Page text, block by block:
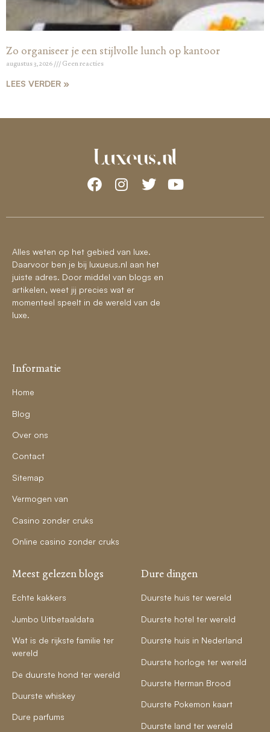
Zo organiseer je een stijlvolle lunch op kantoor
augustus 3, 2026 Geen reacties
LEES VERDER »
Alles weten op het gebied van luxe.
Daarvoor ben je bij luxueus.nl aan het
juiste adres. Door middel van blogs en
artikelen, weet jij precies wat er
momenteel speelt in de wereld van de
luxe.
Informatie
Home
Blog
Over ons
Contact
Sitemap
Vermogen van
Casino zonder cruks
Online casino zonder cruks
Meest gelezen blogs
Echte kakkers
Jumbo Uitbetaaldata
Wat is de rijkste familie ter
wereld
De duurste hond ter wereld
Duurste whiskey
Dure parfums
Dure dingen
Duurste huis ter wereld
Duurste hotel ter wereld
Duurste huis in Nederland
Duurste horloge ter wereld
Duurste Herman Brood
Duurste Pokemon kaart
Duurste land ter wereld